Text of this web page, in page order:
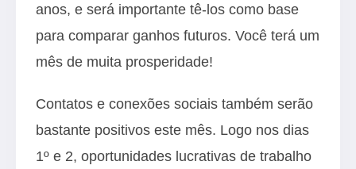
anos, e será importante tê-los como base
para comparar ganhos futuros. Você terá um
mês de muita prosperidade!
Contatos e conexões sociais também serão
bastante positivos este mês. Logo nos dias
1º e 2, oportunidades lucrativas de trabalho